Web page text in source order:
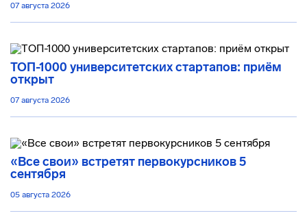
07 августа 2026
ТОП-1000 университетских стартапов: приём
открыт
07 августа 2026
«Все свои» встретят первокурсников 5
сентября
05 августа 2026